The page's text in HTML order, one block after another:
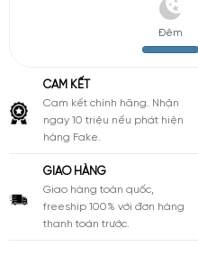
Đêm
CAM KẾT
Cam kết chính hãng. Nhận
ngay 10 triệu nếu phát hiện
hàng Fake.
GIAO HÀNG
Giao hàng toàn quốc,
freeship 100% với đơn hàng
thanh toán trước.